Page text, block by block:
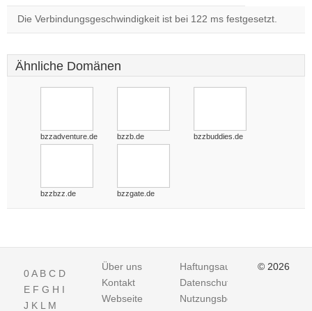
Die Verbindungsgeschwindigkeit ist bei 122 ms festgesetzt.
Ähnliche Domänen
bzzadventure.de bzzb.de bzzbuddies.de
bzzbzz.de bzzgate.de
0A B C D
E F G H I
J K L M
Über uns
Kontakt
Webseite
Haftungsausschluss
Datenschutz
Nutzungsbedingungen
© 2026